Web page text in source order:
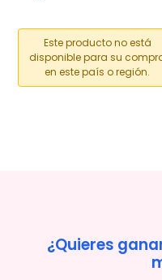
Este producto no está
disponible para su
en este país o región.
¿Quieres